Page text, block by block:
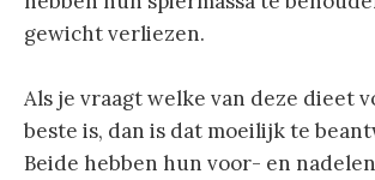
gewicht verliezen.
Als je vraagt welke van deze dieet
beste is, dan is dat moeilijk te
Beide hebben hun voor- en